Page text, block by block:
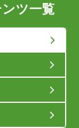
ツ一覧